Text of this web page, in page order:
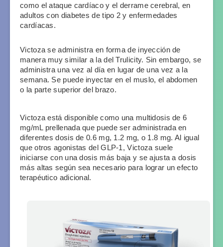
como el ataque cardíaco y el derrame cerebral, en
adultos con diabetes de tipo 2 y enfermedades
cardíacas.
Victoza se administra en forma de inyección de
manera muy similar a la del Trulicity. Sin embargo, se
administra una vez al día en lugar de una vez a la
semana. Se puede inyectar en el muslo, el abdomen
o la parte superior del brazo.
Victoza está disponible como una multidosis de 6
mg/mL prellenada que puede ser administrada en
diferentes dosis de 0.6 mg, 1.2 mg, o 1.8 mg. Al igual
que otros agonistas del GLP-1, Victoza suele
iniciarse con una dosis más baja y se ajusta a dosis
más altas según sea necesario para lograr un efecto
terapéutico adicional.